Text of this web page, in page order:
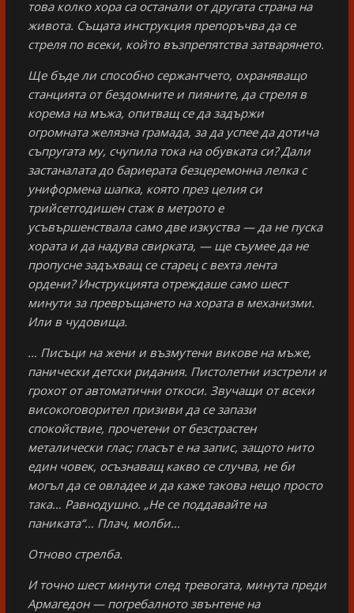
това колко хора са останали от другата страна на
живота. Същата инструкция препоръчва да се
стреля по всеки, който възпрепятства затварянето.
Ще бъде ли способно сержантчето, охраняващо
станцията от бездомните и пияните, да стреля в
корема на мъжа, опитващ се да задържи
огромната желязна грамада, за да успее да дотича
съпругата му, счупила тока на обувката си? Дали
застаналата до бариерата безцеремонна лелка с
униформена шапка, която през целия си
трийсетгодишен стаж в метрото е
усъвършенствала само две изкуства — да не пуска
хората и да надува свирката, — ще съумее да не
пропусне задъхващ се старец с вехта лента
ордени? Инструкцията отреждаше само шест
минути за превръщането на хората в механизми.
Или в чудовища.
… Писъци на жени и възмутени викове на мъже,
панически детски ридания. Пистолетни изстрели и
грохот от автоматични откоси. Звучащи от всеки
високоговорител призиви да се запази
спокойствие, прочетени от безстрастен
металически глас; гласът е на запис, защото нито
един човек, осъзнаващ какво се случва, не би
могъл да се овладее и да каже такова нещо просто
така… Равнодушно. „Не се поддавайте на
паниката“… Плач, молби…
Отново стрелба.
И точно шест минути след тревогата, минута преди
Армагедон — погребалното звънтене на